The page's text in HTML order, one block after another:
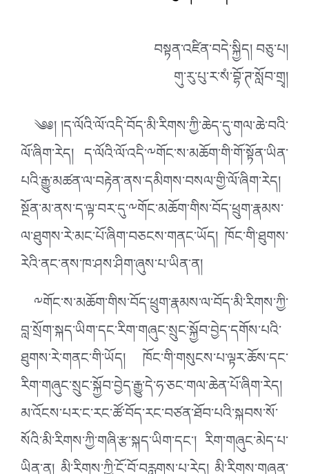
བསྟན་འཛིན་བདེ་སྐྱིད། བཅུ་པ།
གུ་རུ་པུ་ར་སཾ་བྷོ་ཊ་སློབ་གྲྭ།
༄༅། །ད་ལོའི་ལོ་འདི་བོད་མི་རིགས་ཀྱི་ཆེད་དུ་གལ་ཆེ་བའི་
ལོ་ཞིག་རེད། ད་ལོའི་ལོ་འདི་༸གོང་ས་མཆོག་གི་གོ་སྟོན་ཡིན་
པའི་རྒྱུ་མཚན་ལ་བརྟེན་ནས་དམིགས་བསལ་གྱི་ལོ་ཞིག་རེད།
སྔོན་མ་ནས་ད་ལྟ་བར་དུ་༸གོང་མཆོག་གིས་བོད་ཕྲུག་རྣམས་
ལ་ཐུགས་རེ་མང་པོ་ཞིག་བཅངས་གནང་ཡོད། ཁོང་གི་ཐུགས་
རེའི་ནང་ནས་ཁ་ཤས་ཤིག་ཞུས་པ་ཡིན་ན།
༸གོང་ས་མཆོག་གིས་བོད་ཕྲུག་རྣམས་ལ་བོད་མི་རིགས་ཀྱི་
བླ་སྲོག་སྐད་ཡིག་དང་རིག་གཞུང་སྲུང་སྐྱོབ་བྱེད་དགོས་པའི་
ཐུགས་རེ་གནང་གི་ཡོད། ཁོང་གི་གསུངས་པ་ལྟར་ཆོས་དང་
རིག་གཞུང་སྲུང་སྐྱོབ་བྱེད་རྒྱུ་དེ་ཧ་ཅང་གལ་ཆེན་པོ་ཞིག་རེད།
མ་འོངས་པར་ང་རང་ཚོ་བོད་རང་བཙན་ཐོབ་པའི་སྐབས་སོ་
སོའི་མི་རིགས་ཀྱི་གཞི་རྩ་སྐད་ཡིག་དང་། རིག་གཞུང་མེད་པ་